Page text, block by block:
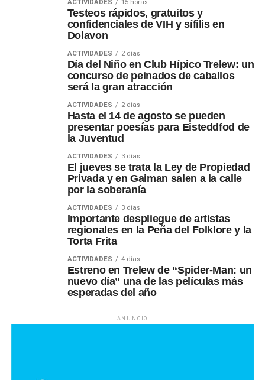
ACTIVIDADES 15 horas
Testeos rápidos, gratuitos y
confidenciales de VIH y sífilis en
Dolavon
ACTIVIDADES 2 días
Día del Niño en Club Hípico Trelew: un
concurso de peinados de caballos
será la gran atracción
ACTIVIDADES 2 días
Hasta el 14 de agosto se pueden
presentar poesías para Eisteddfod de
la Juventud
ACTIVIDADES 3 días
El jueves se trata la Ley de Propiedad
Privada y en Gaiman salen a la calle
por la soberanía
ACTIVIDADES 3 días
Importante despliegue de artistas
regionales en la Peña del Folklore y la
Torta Frita
ACTIVIDADES 4 días
Estreno en Trelew de “Spider-Man: un
nuevo día” una de las películas más
esperadas del año
ANUNCIO